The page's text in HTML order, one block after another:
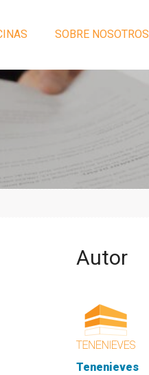
SOBRE NOSOTROS
Autor
Tenenieves